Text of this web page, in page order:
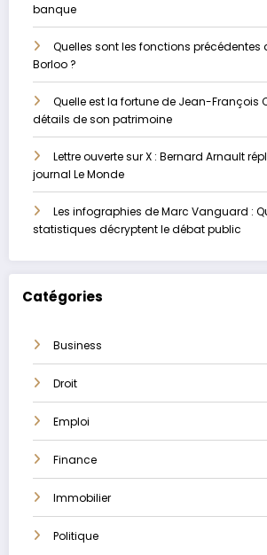
banque
Quelles sont les fonctions précédentes
Borloo ?
Quelle est la fortune de Jean-François
détails de son patrimoine
Lettre ouverte sur X : Bernard Arnault
journal Le Monde
Les infographies de Marc Vanguard :
statistiques décryptent le débat public
Catégories
Business
Droit
Emploi
Finance
Immobilier
Politique